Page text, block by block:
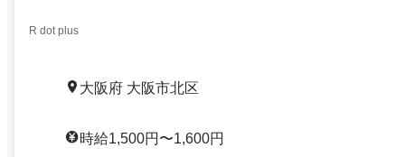
R dot plus
大阪府 大阪市北区
時給1,500円〜1,600円